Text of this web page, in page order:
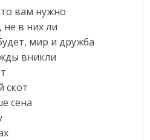
вам нужно
не в них ли
мир и дружба
вникли
скот
сена